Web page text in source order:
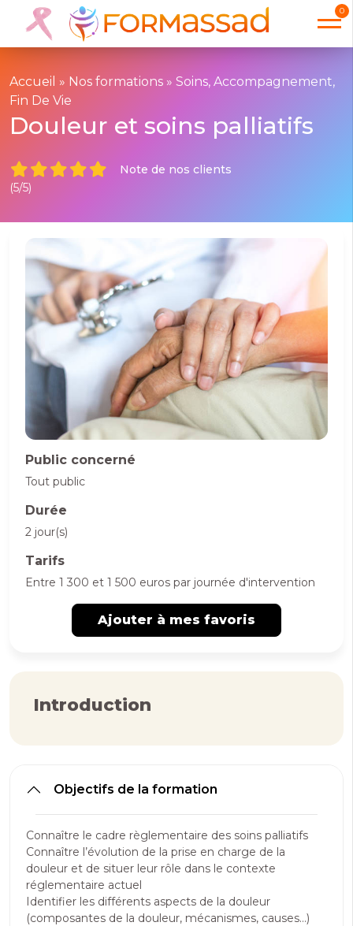
0
Accueil » Nos formations » Soins, Accompagnement,
Fin De Vie
Douleur et soins palliatifs
Note de nos clients
(5/5)
Public concerné
Tout public
Durée
2 jour(s)
Tarifs
Entre 1 300 et 1 500 euros par journée d'intervention
Ajouter à mes favoris
Introduction
Objectifs de la formation
Connaître le cadre règlementaire des soins palliatifs
Connaître l’évolution de la prise en charge de la
douleur et de situer leur rôle dans le contexte
réglementaire actuel
Identifier les différents aspects de la douleur
(composantes de la douleur, mécanismes, causes…)